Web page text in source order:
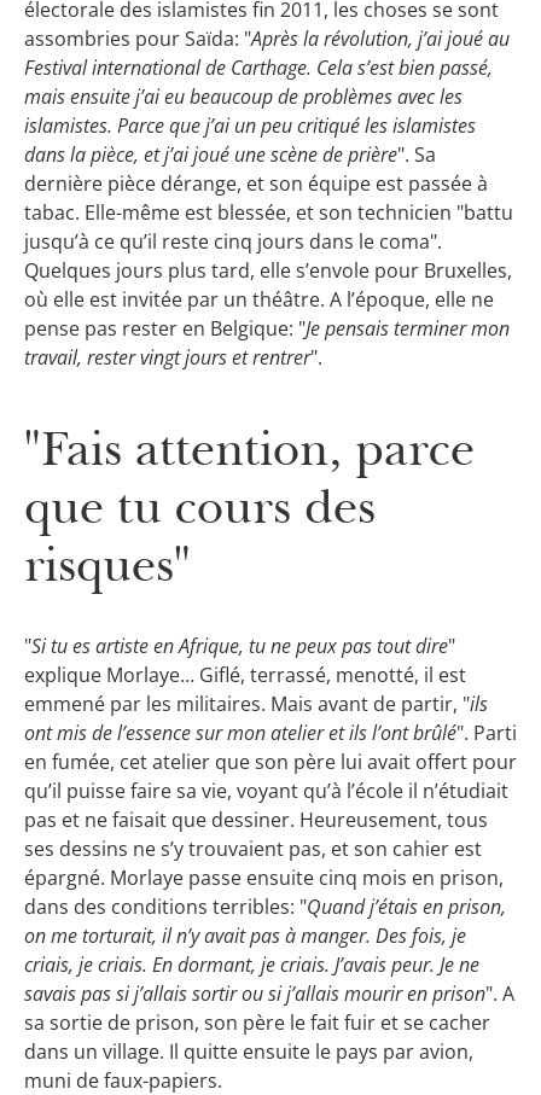
électorale des islamistes fin 2011, les choses se sont
assombries pour Saïda: "Après la révolution, j’ai joué au
Festival international de Carthage. Cela s’est bien passé,
mais ensuite j’ai eu beaucoup de problèmes avec les
islamistes. Parce que j’ai un peu critiqué les islamistes
dans la pièce, et j’ai joué une scène de prière". Sa
dernière pièce dérange, et son équipe est passée à
tabac. Elle-même est blessée, et son technicien "battu
jusqu’à ce qu’il reste cinq jours dans le coma".
Quelques jours plus tard, elle s’envole pour Bruxelles,
où elle est invitée par un théâtre. A l’époque, elle ne
pense pas rester en Belgique: "Je pensais terminer mon
travail, rester vingt jours et rentrer".
"Fais attention, parce
que tu cours des
risques"
"Si tu es artiste en Afrique, tu ne peux pas tout dire"
explique Morlaye… Giflé, terrassé, menotté, il est
emmené par les militaires. Mais avant de partir, "ils
ont mis de l’essence sur mon atelier et ils l’ont brûlé". Parti
en fumée, cet atelier que son père lui avait offert pour
qu’il puisse faire sa vie, voyant qu’à l’école il n’étudiait
pas et ne faisait que dessiner. Heureusement, tous
ses dessins ne s’y trouvaient pas, et son cahier est
épargné. Morlaye passe ensuite cinq mois en prison,
dans des conditions terribles: "Quand j’étais en prison,
on me torturait, il n’y avait pas à manger. Des fois, je
criais, je criais. En dormant, je criais. J’avais peur. Je ne
savais pas si j’allais sortir ou si j’allais mourir en prison". A
sa sortie de prison, son père le fait fuir et se cacher
dans un village. Il quitte ensuite le pays par avion,
muni de faux-papiers.